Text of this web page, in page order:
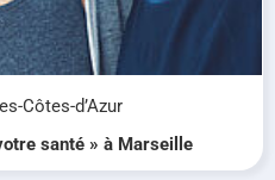
Côtes-d’Azur
santé » à Marseille